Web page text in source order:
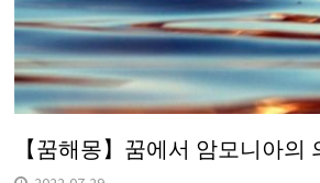
【꿈해몽】꿈에서 암모니아의